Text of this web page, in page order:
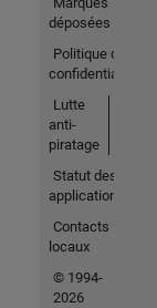
déposées
Politique de
confidentialité
Lutte
anti-
piratage
Statut des
applications
Contacts
locaux
© 1994-
2026